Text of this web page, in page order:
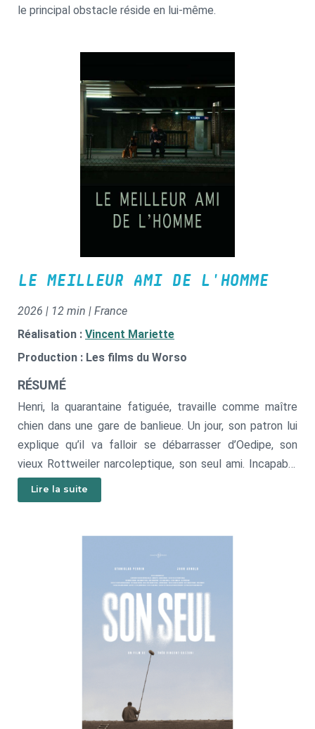
le principal obstacle réside en lui-même.
LE MEILLEUR AMI DE L'HOMME
2026 | 12 min | France
Réalisation : Vincent Mariette
Production : Les films du Worso
RÉSUMÉ
Henri, la quarantaine fatiguée, travaille comme maître
chien dans une gare de banlieue. Un jour, son patron lui
explique qu’il va falloir se débarrasser d’Oedipe, son
vieux Rottweiler narcoleptique, son seul ami. Incapable
de s’y résoudre, Henri trouve le réconfort auprès d’une
bière et de Chantal, la serveuse du bistrot de la gare.
aveugle pour se rendre compte de quoi que ce soit.
Lire la suite